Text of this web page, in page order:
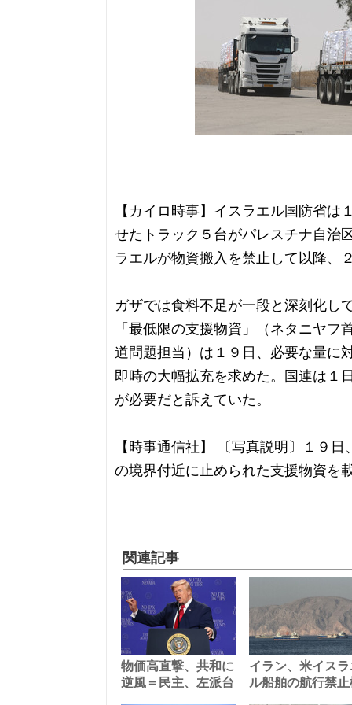
【カイロ時事】イスラエル国防省
せたトラック５台がパレスチナ自治
ラエルが物資搬入を禁止して以降、
ガザでは食料不足が一段と深刻化し
「最低限の支援物資」（ネタニヤ
道問題担当）は１９日、必要な量に
即時の大幅拡充を求めた。国連は１
が必要だと訴えていた。
【時事通信社】 〔写真説明〕１９
の境界付近に止められた支援物資を
関連記事
物価高直撃、共和に
逆風＝民主、左派台
イラン、米イス
ル船舶の航行禁